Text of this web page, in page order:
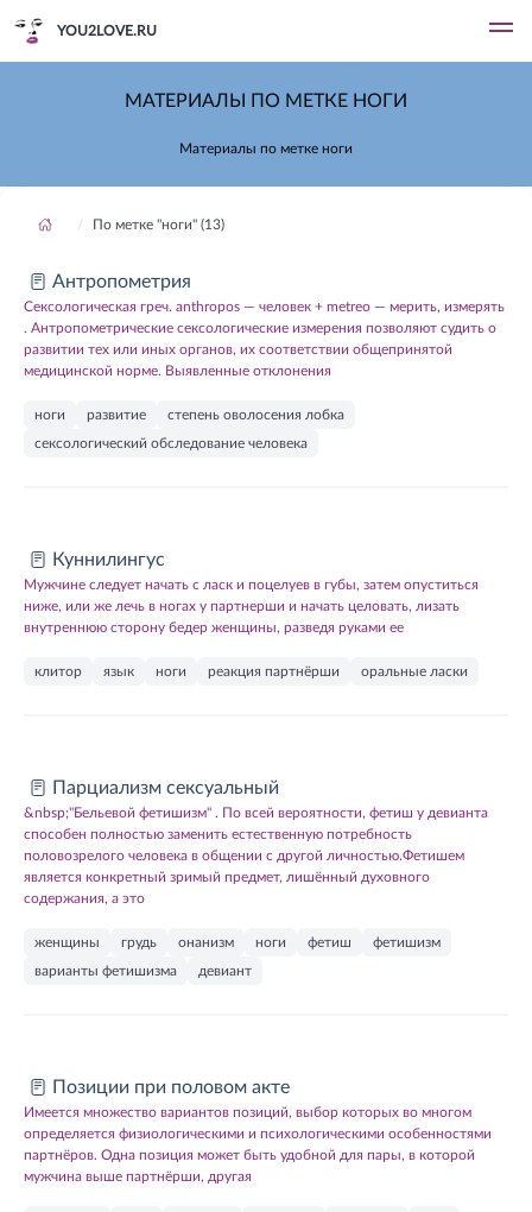
YOU2LOVE.RU
МАТЕРИАЛЫ ПО МЕТКЕ НОГИ
Материалы по метке ноги
По метке "ноги" (13)
Антропометрия
Сексологическая греч. anthropos — человек + metreo — мерить, измерять
. Антропометрические сексологические измерения позволяют судить о
развитии тех или иных органов, их соответствии общепринятой
медицинской норме. Выявленные отклонения
ноги развитие
степень оволосения лобка
сексологический обследование человека
Куннилингус
Мужчине следует начать с ласк и поцелуев в губы, затем опуститься
ниже, или же лечь в ногах у партнерши и начать целовать, лизать
внутреннюю сторону бедер женщины, разведя руками ее
клитор язык ноги реакция партнёрши оральные ласки
Парциализм сексуальный
&nbsp;"Бельевой фетишизм" . По всей вероятности, фетиш у девианта
способен полностью заменить естественную потребность
половозрелого человека в общении с другой личностью.Фетишем
является конкретный зримый предмет, лишённый духовного
содержания, а это
женщины грудь онанизм ноги фетиш
фетишизм
варианты фетишизма
девиант
Позиции при половом акте
Имеется множество вариантов позиций, выбор которых во многом
определяется физиологическими и психологическими особенностями
партнёров. Одна позиция может быть удобной для пары, в которой
мужчина выше партнёрши, другая